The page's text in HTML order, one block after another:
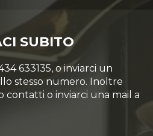
SUBITO
633135, o inviarci un
stesso numero. Inoltre
o inviarci una mail a